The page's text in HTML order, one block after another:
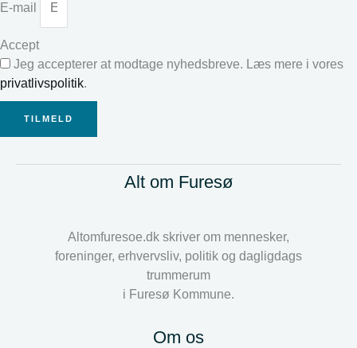
E-mail
Accept
Jeg accepterer at modtage nyhedsbreve. Læs mere i vores
privatlivspolitik.
TILMELD
Alt om Furesø
Altomfuresoe.dk skriver om mennesker,
foreninger, erhvervsliv, politik og dagligdags
trummerum
i Furesø Kommune.
Om os